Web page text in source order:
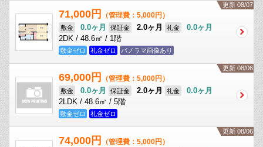
更新 08/07
71,000円 （管理費：5,000円）
敷金 0.0ヶ月 保証金 2.0ヶ月 礼金
0.0ヶ月
2DK / 48.6㎡ / 1階
敷金ゼロ 礼金ゼロ パノラマ画像あり
更新 08/06
69,000円 （管理費：5,000円）
敷金 0.0ヶ月 保証金 2.0ヶ月 礼金
0.0ヶ月
2LDK / 48.6㎡ / 5階
敷金ゼロ 礼金ゼロ
更新 08/06
74,000円 （管理費：5,000円）